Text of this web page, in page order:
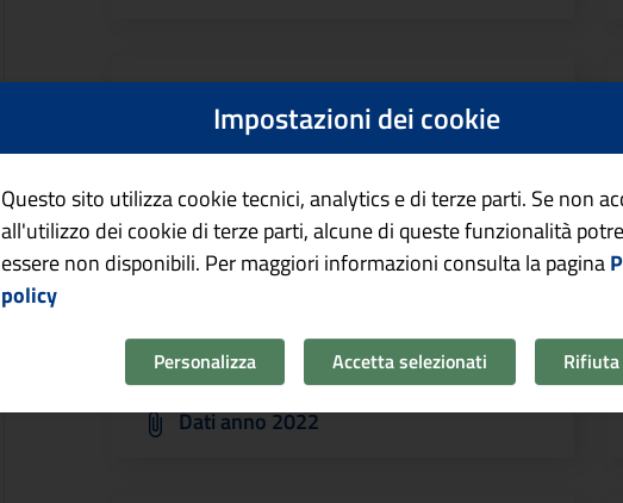
Dati anno 2016
Dati anno 2018
Dati anno 2022
Impostazioni dei cookie
Questo sito utilizza cookie tecnici, analytics e di terze parti. Se non
all'utilizzo dei cookie di terze parti, alcune di queste funzionalità
essere non disponibili. Per maggiori informazioni consulta la pagina
policy
Personalizza Accetta selezionati